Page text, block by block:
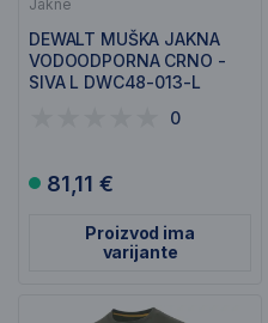
Jakne
DEWALT MUŠKA JAKNA
VODOODPORNA CRNO -
SIVA L DWC48-013-L
0
81,11 €
Proizvod ima
varijante